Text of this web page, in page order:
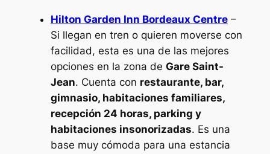
Hilton Garden Inn Bordeaux Centre–
Si llegan en tren o quieren moverse con
facilidad, esta es una de las mejores
opciones en la zona de Gare Saint-
Jean. Cuenta con restaurante, bar,
gimnasio, habitaciones familiares,
recepción 24 horas, parking y
habitaciones insonorizadas. Es una
base muy cómoda para una estancia